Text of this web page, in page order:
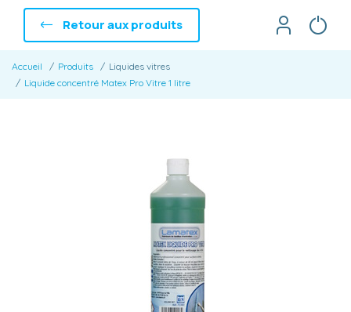
Retour aux produits
Accueil Produits
Liquides vitres
Liquide concentré Matex Pro Vitre 1 litre